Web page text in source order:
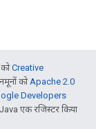
Creative
को Apache 2.0
Developers
एक रजिस्टर किया